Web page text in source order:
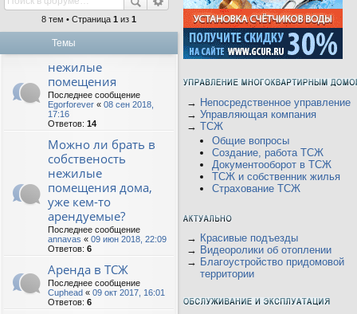
8 тем • Страница 1 из 1
Темы
нежилые
помещения
Последнее сообщение
Egorforever « 08 сен 2018,
17:16
Ответов: 14
Можно ли брать в
собственость
нежилые
помещения дома,
уже кем-то
арендуемые?
Последнее сообщение
annavas « 09 июн 2018, 22:09
Ответов: 6
Аренда в ТСЖ
Последнее сообщение
Cuphead « 09 окт 2017, 16:01
Ответов: 6
→ Непосредственное управление
→ Управляющая компания
→ ТСЖ
Общие вопросы
Создание, работа ТСЖ
Документооборот в ТСЖ
ТСЖ и собственник жилья
Страхование ТСЖ
→ Красивые подъезды
→ Видеоролики об отоплении
→ Благоустройство придомовой
территории